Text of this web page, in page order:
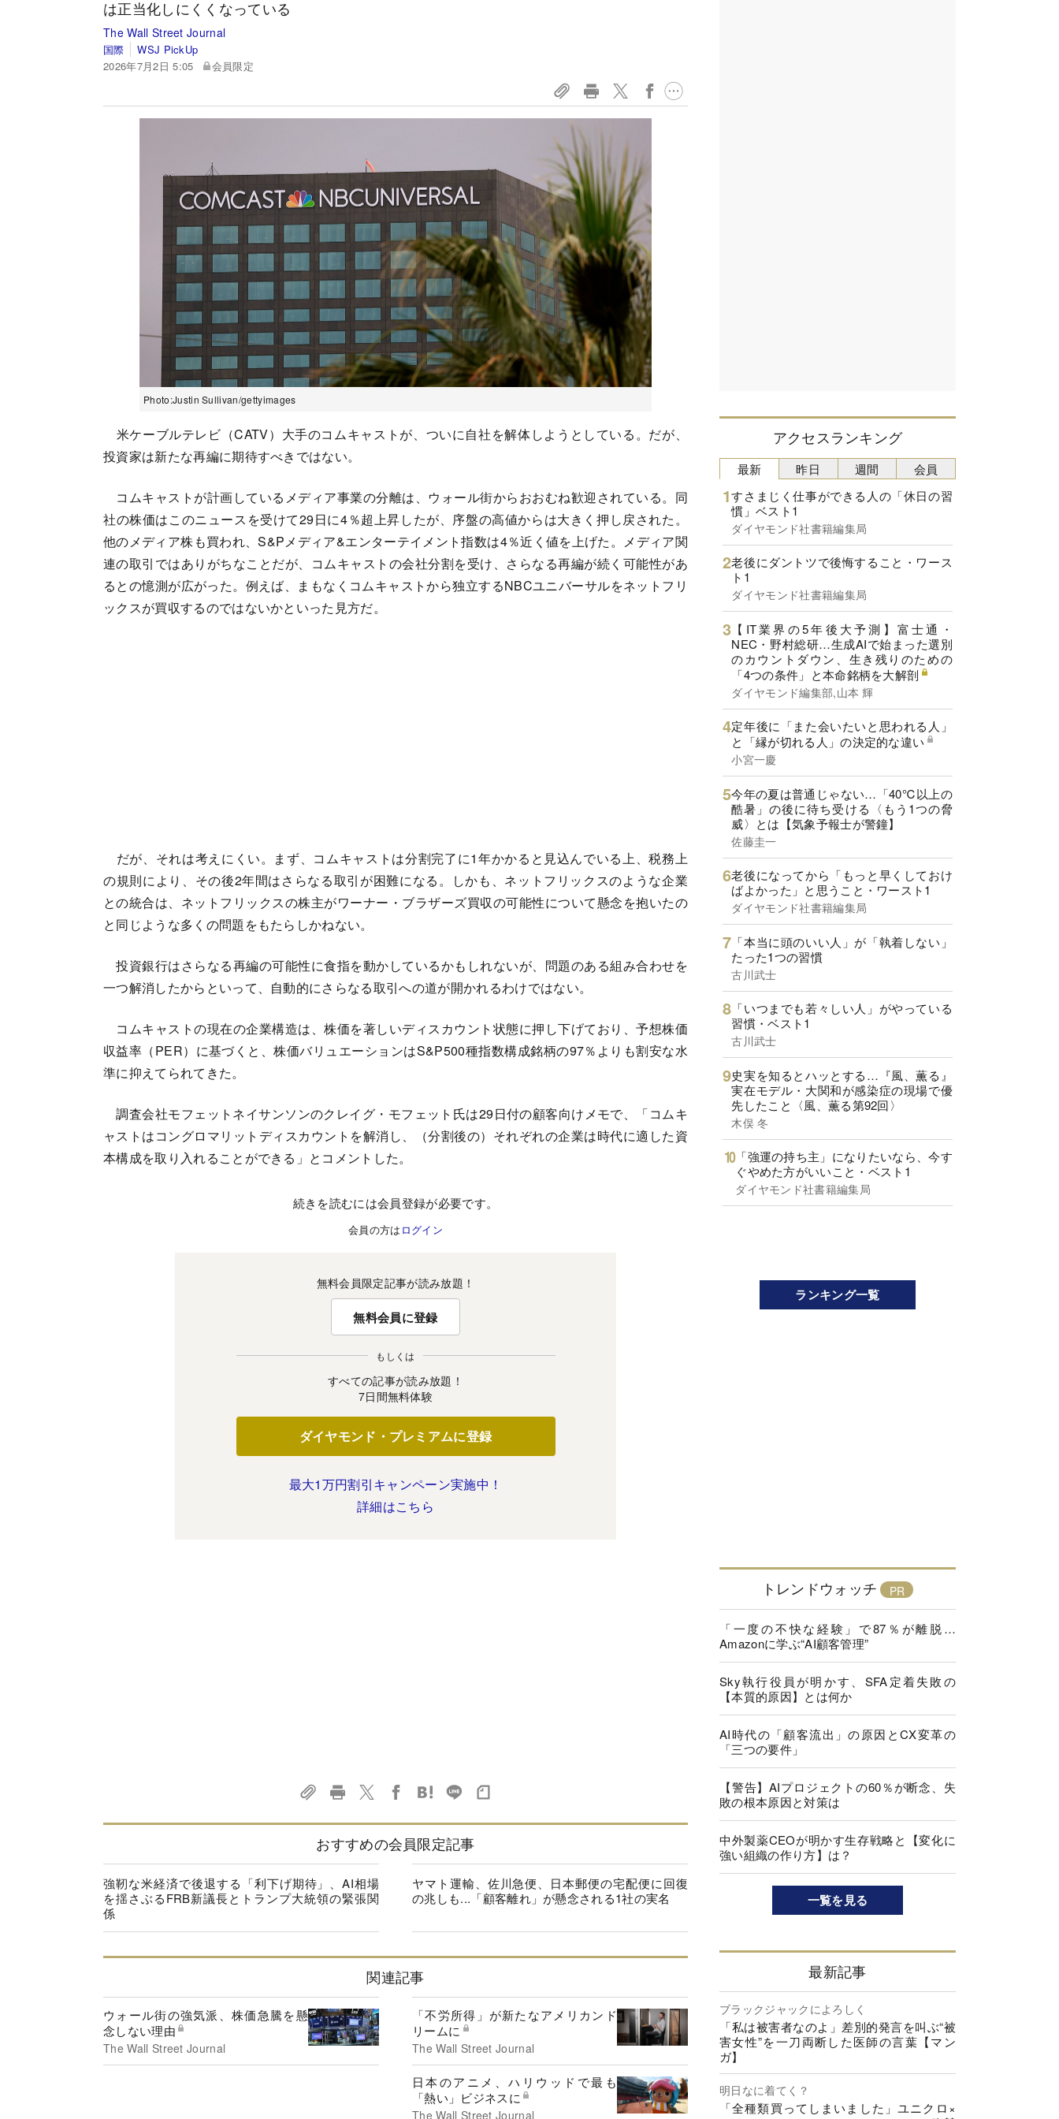
は正当化しにくくなっている
The Wall Street Journal
国際
WSJ PickUp
2026年7月2日 5:05
会員限定
Photo:Justin Sullivan/gettyimages
米ケーブルテレビ（CATV）大手のコムキャストが、ついに自社を解体しようとしている。だが、
投資家は新たな再編に期待すべきではない。
コムキャストが計画しているメディア事業の分離は、ウォール街からおおむね歓迎されている。同
社の株価はこのニュースを受けて29日に4％超上昇したが、序盤の高値からは大きく押し戻された。
他のメディア株も買われ、S&Pメディア&エンターテイメント指数は4％近く値を上げた。メディア関
連の取引ではありがちなことだが、コムキャストの会社分割を受け、さらなる再編が続く可能性があ
るとの憶測が広がった。例えば、まもなくコムキャストから独立するNBCユニバーサルをネットフリ
ックスが買収するのではないかといった見方だ。
だが、それは考えにくい。まず、コムキャストは分割完了に1年かかると見込んでいる上、税務上
の規則により、その後2年間はさらなる取引が困難になる。しかも、ネットフリックスのような企業
との統合は、ネットフリックスの株主がワーナー・ブラザーズ買収の可能性について懸念を抱いたの
と同じような多くの問題をもたらしかねない。
投資銀行はさらなる再編の可能性に食指を動かしているかもしれないが、問題のある組み合わせを
一つ解消したからといって、自動的にさらなる取引への道が開かれるわけではない。
コムキャストの現在の企業構造は、株価を著しいディスカウント状態に押し下げており、予想株価
収益率（PER）に基づくと、株価バリュエーションはS&P500種指数構成銘柄の97％よりも割安な水
準に抑えてられてきた。
調査会社モフェットネイサンソンのクレイグ・モフェット氏は29日付の顧客向けメモで、「コムキ
ャストはコングロマリットディスカウントを解消し、（分割後の）それぞれの企業は時代に適した資
本構成を取り入れることができる」とコメントした。
続きを読むには会員登録が必要です。
会員の方は ログイン
無料会員限定記事が読み放題！
無料会員に登録
もしくは
すべての記事が読み放題！
7日間無料体験
ダイヤモンド・プレミアムに登録
最大1万円割引キャンペーン実施中！
詳細はこちら
おすすめの会員限定記事
強靭な米経済で後退する「利下げ期待」、AI相場
を揺さぶるFRB新議長とトランプ大統領の緊張関
係
ヤマト運輸、佐川急便、日本郵便の宅配便に回復
の兆しも...「顧客離れ」が懸念される1社の実名
関連記事
ウォール街の強気派、株価急騰を懸
念しない理由
The Wall Street Journal
「不労所得」が新たなアメリカンド
リームに
The Wall Street Journal
日本のアニメ、ハリウッドで最も
「熱い」ビジネスに
The Wall Street Journal
アクセスランキング
最新
すさまじく仕事ができる人の「休日の習
慣」ベスト1
ダイヤモンド社書籍編集局
老後にダントツで後悔すること・ワース
ト1
ダイヤモンド社書籍編集局
【IT業界の5年後大予測】富士通・
NEC・野村総研…生成AIで始まった選別
のカウントダウン、生き残りのための
「4つの条件」と本命銘柄を大解剖
ダイヤモンド編集部,山本 輝
定年後に「また会いたいと思われる人」
と「縁が切れる人」の決定的な違い
小宮一慶
今年の夏は普通じゃない…「40℃以上の
酷暑」の後に待ち受ける〈もう1つの脅
威〉とは【気象予報士が警鐘】
佐藤圭一
老後になってから「もっと早くしておけ
ばよかった」と思うこと・ワースト1
ダイヤモンド社書籍編集局
「本当に頭のいい人」が「執着しない」
たった1つの習慣
古川武士
「いつまでも若々しい人」がやっている
習慣・ベスト1
古川武士
史実を知るとハッとする…『風、薫る』
実在モデル・大関和が感染症の現場で優
先したこと〈風、薫る第92回〉
木俣 冬
「強運の持ち主」になりたいなら、今す
ぐやめた方がいいこと・ベスト1
ダイヤモンド社書籍編集局
昨日 週間 会員
ランキング一覧
トレンドウォッチ
「一度の不快な経験」で87％が離脱…
Amazonに学ぶ“AI顧客管理”
Sky執行役員が明かす、SFA定着失敗の
【本質的原因】とは何か
AI時代の「顧客流出」の原因とCX変革の
「三つの要件」
【警告】AIプロジェクトの60％が断念、失
敗の根本原因と対策は
中外製薬CEOが明かす生存戦略と【変化に
強い組織の作り方】は？
一覧を見る
最新記事
ブラックジャックによろしく
「私は被害者なのよ」差別的発言を叫ぶ“被
害女性”を一刀両断した医師の言葉【マン
ガ】
明日なに着てく？
「全種類買ってしまいました」ユニクロ×